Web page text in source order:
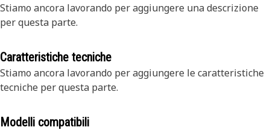
Stiamo ancora lavorando per aggiungere una descrizione
per questa parte.
Caratteristiche tecniche
Stiamo ancora lavorando per aggiungere le caratteristiche
tecniche per questa parte.
Modelli compatibili